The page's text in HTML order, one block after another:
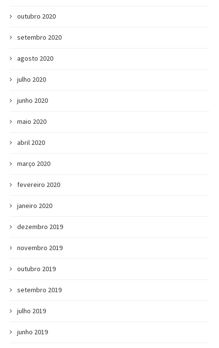
outubro 2020
setembro 2020
agosto 2020
julho 2020
junho 2020
maio 2020
abril 2020
março 2020
fevereiro 2020
janeiro 2020
dezembro 2019
novembro 2019
outubro 2019
setembro 2019
julho 2019
junho 2019